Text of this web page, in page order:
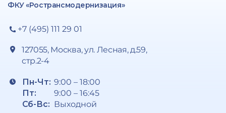
ФКУ «Ространсмодернизация»
+7 (495) 111 29 01
127055, Москва, ул. Лесная, д.59,
стр.2-4
Пн-Чт:
Пт:
Сб-Вс:
9:00 – 18:00
9:00 – 16:45
Выходной